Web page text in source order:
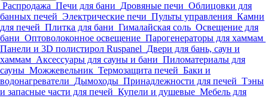
Распродажа Печи для бани Дровяные печи Облицовки для
банных печей Электрические печи Пульты управления Камни
для печей Плитка для бани Гималайская соль Освещение для
бани Оптоволоконное освещение Парогенераторы для хаммам
Панели и 3D полистирол Ruspanel Двери для бань, саун и
хаммам Аксессуары для сауны и бани Пиломатериалы для
сауны Можжевельник Термозащита печей Баки и
водонагреватели Дымоходы Принадлежности для печей Тэны
и запасные части для печей Купели и душевые Мебель для